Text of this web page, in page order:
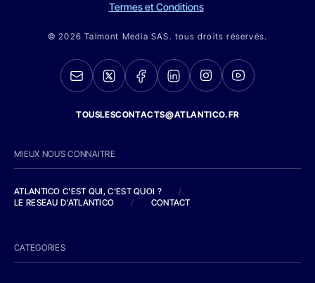
Termes et Conditions
© 2026 Talmont Media SAS. tous droits réservés.
TOUSLESCONTACTS@ATLANTICO.FR
MIEUX NOUS CONNAITRE
ATLANTICO C'EST QUI, C'EST QUOI ?
/
LE RESEAU D'ATLANTICO
/ CONTACT
CATEGORIES